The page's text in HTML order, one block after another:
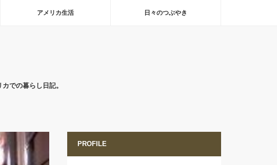
アメリカ生活 日々のつぶやき
での暮らし日記。
PROFILE